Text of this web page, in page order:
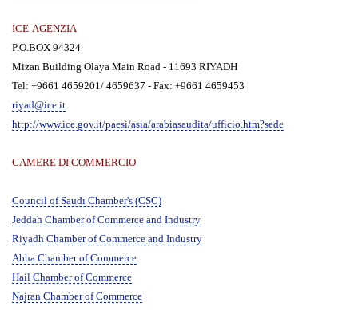
ICE-AGENZIA
P.O.BOX 94324
Mizan Building Olaya Main Road - 11693 RIYADH
Tel: +9661 4659201/ 4659637 - Fax: +9661 4659453
riyad@ice.it
http://www.ice.gov.it/paesi/asia/arabiasaudita/ufficio.htm?sede
CAMERE DI COMMERCIO
Council of Saudi Chamber's (CSC)
Jeddah Chamber of Commerce and Industry
Riyadh Chamber of Commerce and Industry
Abha Chamber of Commerce
Hail Chamber of Commerce
Najran Chamber of Commerce